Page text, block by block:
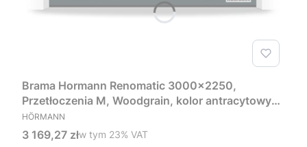
Brama Hormann Renomatic 3000x2250,
Przetłoczenia M, Woodgrain, kolor antracytowy
RAL 7016 + Prowadzenie Z
PRODUCENT
HÖRMANN
Cena brutto
3 169,27 złw tym %s VAT
w tym 23% VAT